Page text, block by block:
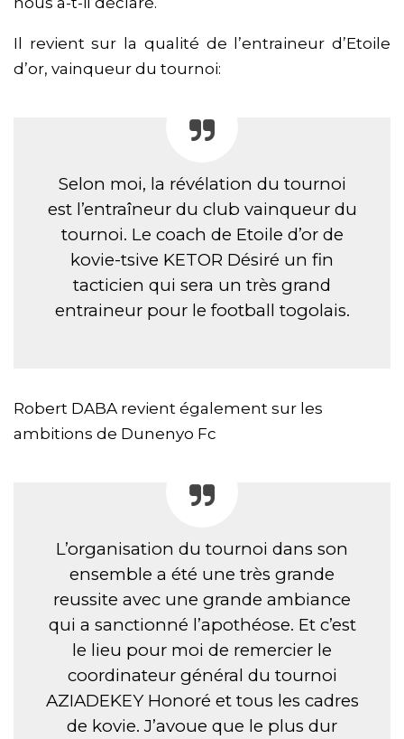
Il revient sur la qualité de l’entraineur d’Etoile
d’or, vainqueur du tournoi:
Selon moi, la révélation du tournoi
est l’entraîneur du club vainqueur du
tournoi. Le coach de Etoile d’or de
kovie-tsive KETOR Désiré un fin
tacticien qui sera un très grand
entraineur pour le football togolais.
Robert DABA revient également sur les
ambitions de Dunenyo Fc
L’organisation du tournoi dans son
ensemble a été une très grande
reussite avec une grande ambiance
qui a sanctionné l’apothéose. Et c’est
le lieu pour moi de remercier le
coordinateur général du tournoi
AZIADEKEY Honoré et tous les cadres
de kovie. J’avoue que le plus dur